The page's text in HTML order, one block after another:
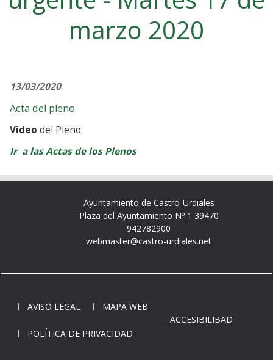
marzo 2020
13/03/2020
Acta del pleno
Video del Pleno:
Ir a las Actas de los Plenos
Ayuntamiento de Castro-Urdiales
Plaza del Ayuntamiento Nº 1 39470
942782900
webmaster@castro-urdiales.net
AVISO LEGAL
MAPA WEB
ACCESIBILIBAD
POLÍTICA DE PRIVACIDAD